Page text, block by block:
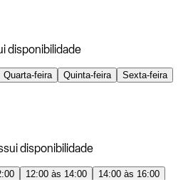
disponibilidade
Quarta-feira Quinta-feira
Sexta-feira
disponibilidade
12:00 às 14:00
14:00 às 16:00